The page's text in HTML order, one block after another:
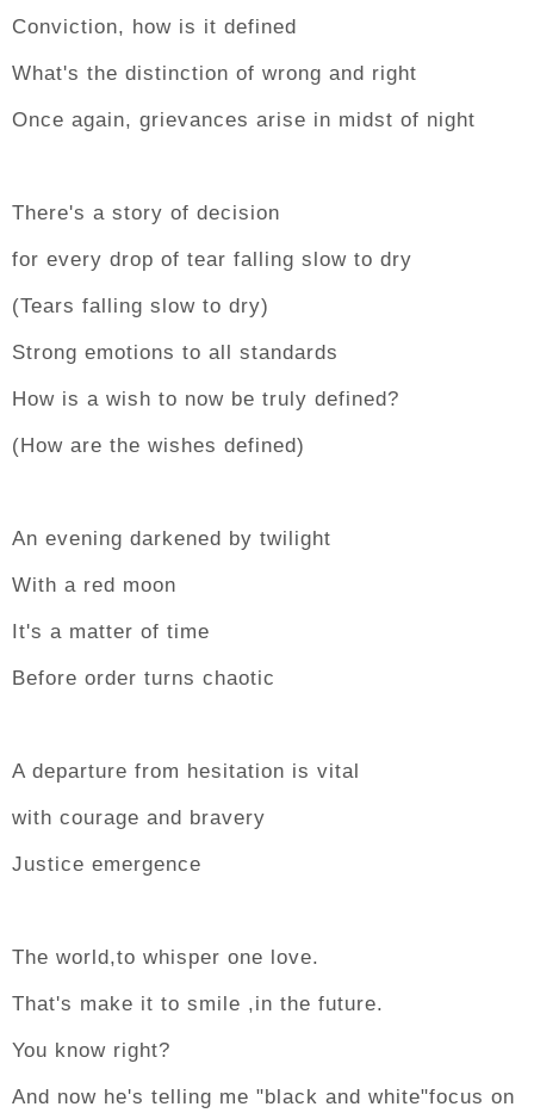
Conviction, how is it defined
What's the distinction of wrong and right
Once again, grievances arise in midst of night
There's a story of decision
for every drop of tear falling slow to dry
(Tears falling slow to dry)
Strong emotions to all standards
How is a wish to now be truly defined?
(How are the wishes defined)
An evening darkened by twilight
With a red moon
It's a matter of time
Before order turns chaotic
A departure from hesitation is vital
with courage and bravery
Justice emergence
The world,to whisper one love.
That's make it to smile ,in the future.
You know right?
And now he's telling me "black and white"focus on